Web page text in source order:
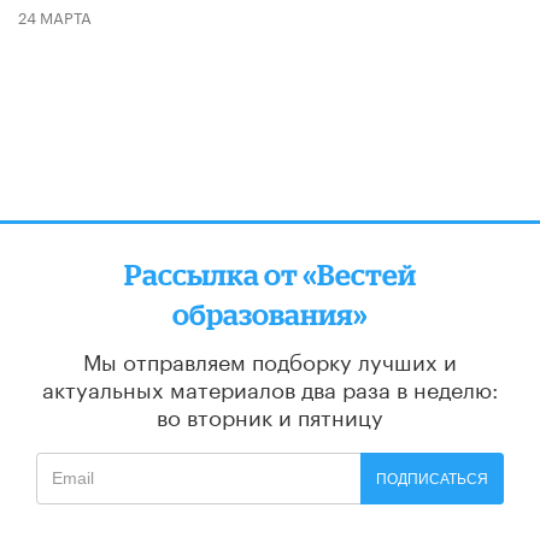
24 МАРТА
Рассылка от «Вестей
образования»
Мы отправляем подборку лучших и
актуальных материалов два раза в неделю:
во вторник и пятницу
ПОДПИСАТЬСЯ